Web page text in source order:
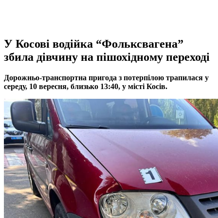
У Косові водійка “Фольксвагена”
збила дівчину на пішохідному переході
Дорожньо-транспортна пригода з потерпілою трапилася у
середу, 10 вересня, близько 13:40, у місті Косів.